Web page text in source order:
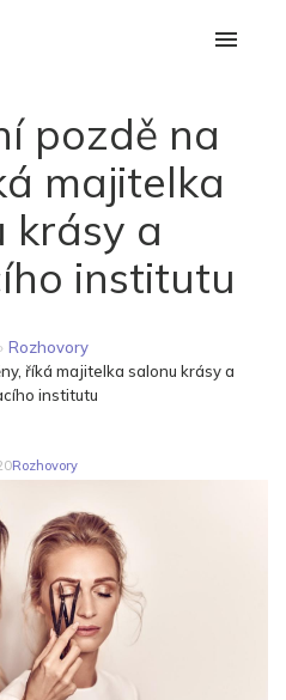
pozdě na
majitelka
krásy a
institutu
Rozhovory
říká majitelka salonu krásy a
institutu
Rozhovory